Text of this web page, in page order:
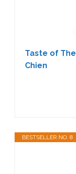
Taste of
Chien
BESTSELLER NO. 8